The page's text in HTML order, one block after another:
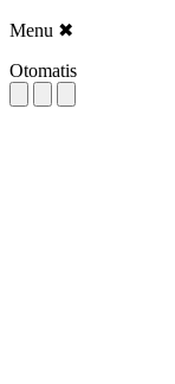
Menu ✖
Otomatis